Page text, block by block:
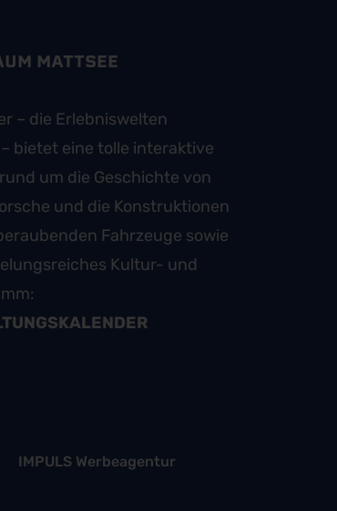
MATTSEE
– die Erlebniswelten
bietet eine tolle interaktive
um die Geschichte von
und die Konstruktionen
Fahrzeuge sowie
Kultur- und
IMPULS Werbeagentur